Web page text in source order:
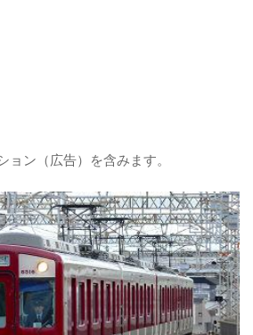
ン（広告）を含みます。